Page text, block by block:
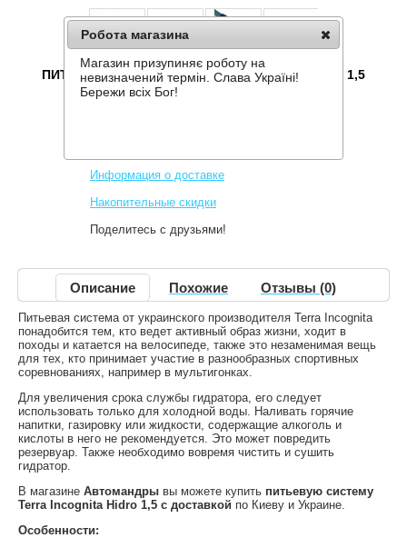
ПИТЬЕВАЯ СИСТЕМА TERRA INCOGNITA HIDRO 1,5
Информация о доставке
Накопительные скидки
Поделитесь с друзьями!
Описание Похожие Отзывы (0)
Питьевая система от украинского производителя Terra Incognita
понадобится тем, кто ведет активный образ жизни, ходит в
походы и катается на велосипеде, также это незаменимая вещь
для тех, кто принимает участие в разнообразных спортивных
соревнованиях, например в мультигонках.
Для увеличения срока службы гидратора, его следует
использовать только для холодной воды. Наливать горячие
напитки, газировку или жидкости, содержащие алкоголь и
кислоты в него не рекомендуется. Это может повредить
резервуар. Также необходимо вовремя чистить и сушить
гидратор.
В магазине Автомандры вы можете купить питьевую систему
Terra Incognita Hidro 1,5 с доставкой по Киеву и Украине.
Особенности:
Робота магазина
Магазин призупиняє роботу на
невизначений термін. Слава Україні!
Бережи всіх Бог!